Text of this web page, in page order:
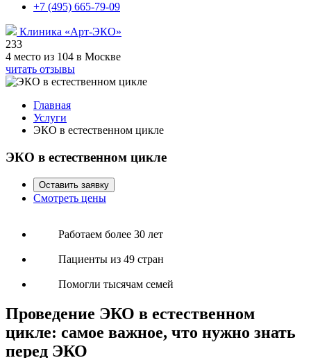
+7 (495) 665-79-09
Клиника «Арт-ЭКО»
233
4 место из 104 в Москве
читать отзывы
Главная
Услуги
ЭКО в естественном цикле
ЭКО в естественном цикле
Оставить заявку
Смотреть цены
Работаем более 30 лет
Пациенты из 49 стран
Помогли тысячам семей
Проведение ЭКО в естественном
цикле: самое важное, что нужно знать
перед ЭКО